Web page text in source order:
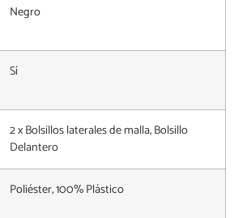
Negro
Sí
2 x Bolsillos laterales de malla, Bolsillo
Delantero
Poliéster, 100% Plástico